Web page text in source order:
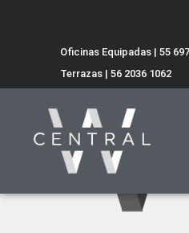
Oficinas Equipadas | 55
Terrazas | 56 2036 1062
Algunos